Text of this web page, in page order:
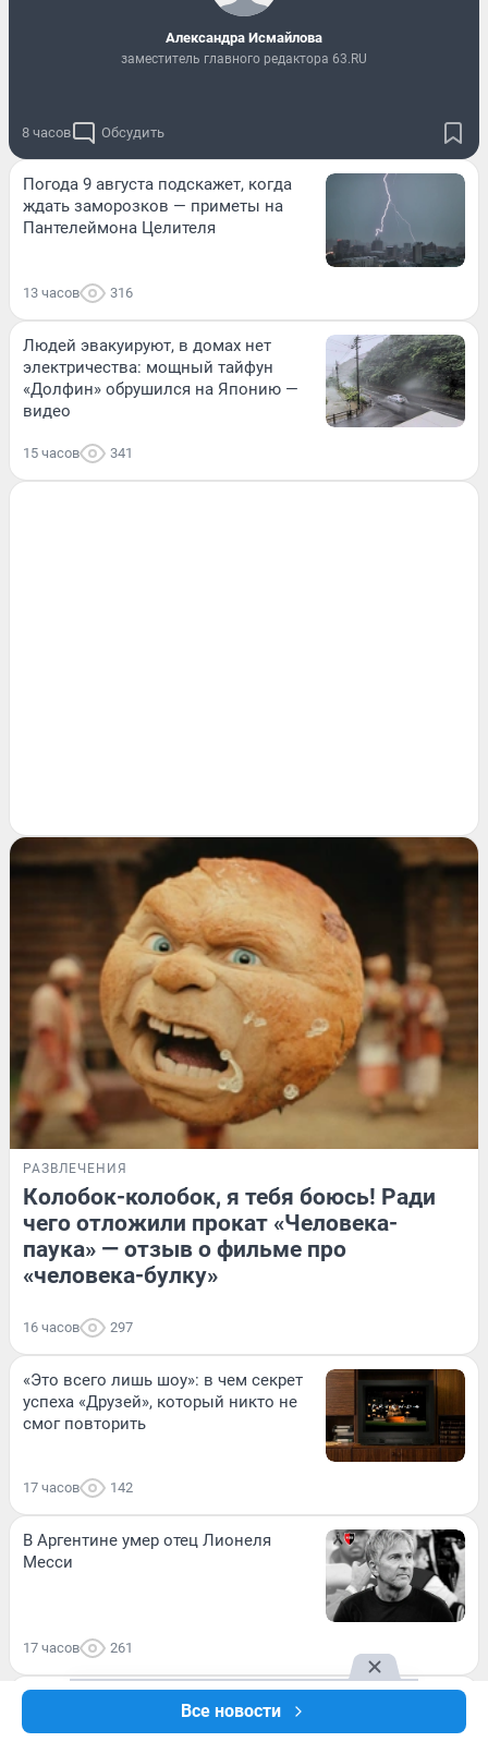
Все новости
Александра Исмайлова
заместитель главного редактора 63.RU
8 часов Обсудить
Погода 9 августа подскажет, когда
ждать заморозков — приметы на
Пантелеймона Целителя
13 часов 316
Людей эвакуируют, в домах нет
электричества: мощный тайфун
«Долфин» обрушился на Японию —
видео
15 часов 341
РАЗВЛЕЧЕНИЯ
Колобок-колобок, я тебя боюсь! Ради
чего отложили прокат «Человека-
паука» — отзыв о фильме про
«человека-булку»
16 часов 297
«Это всего лишь шоу»: в чем секрет
успеха «Друзей», который никто не
смог повторить
17 часов 142
В Аргентине умер отец Лионеля
Месси
17 часов 261
В США рассекретили тайну падения
НЛО в Бразилии: внутри сферы